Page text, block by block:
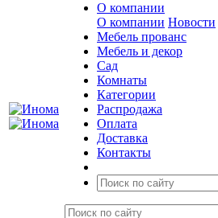
О компании
О компании Новости
Мебель прованс
Мебель и декор
Сад
Комнаты
Категории
Распродажа
Оплата
Доставка
Контакты